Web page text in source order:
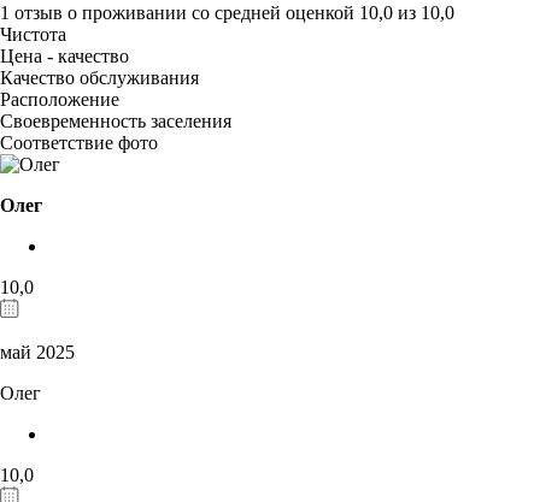
1 отзыв о проживании со средней оценкой 10,0 из 10,0
Чистота
Цена - качество
Качество обслуживания
Расположение
Своевременность заселения
Соответствие фото
Олег
10,0
май 2025
Олег
10,0